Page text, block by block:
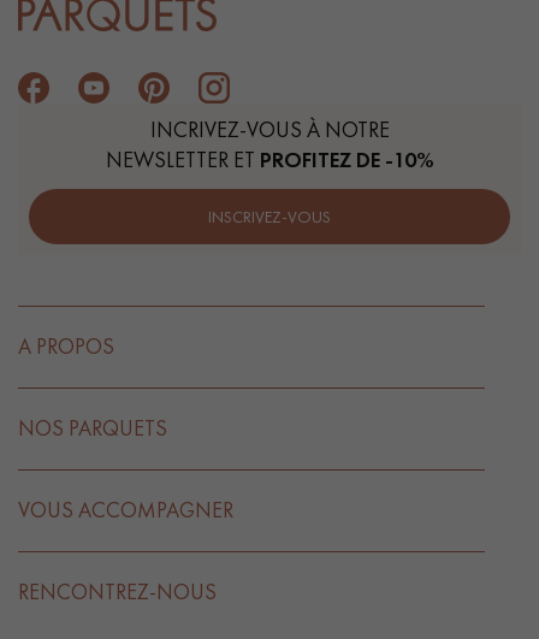
INCRIVEZ-VOUS À NOTRE
NEWSLETTER ET PROFITEZ DE -10%
INSCRIVEZ-VOUS
A PROPOS
NOS PARQUETS
VOUS ACCOMPAGNER
RENCONTREZ-NOUS